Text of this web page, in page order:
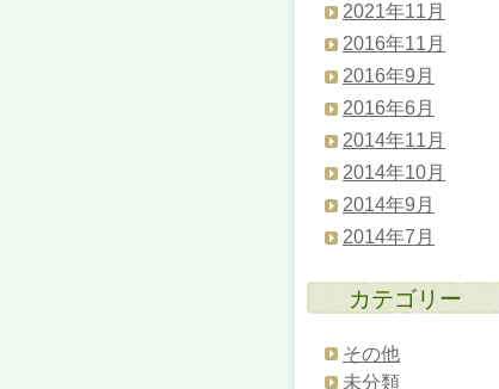
2021年11月
2016年11月
2016年9月
2016年6月
2014年11月
2014年10月
2014年9月
2014年7月
カテゴリー
その他
未分類